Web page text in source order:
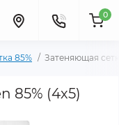
0
85% Затеняющая
85% (4х5)